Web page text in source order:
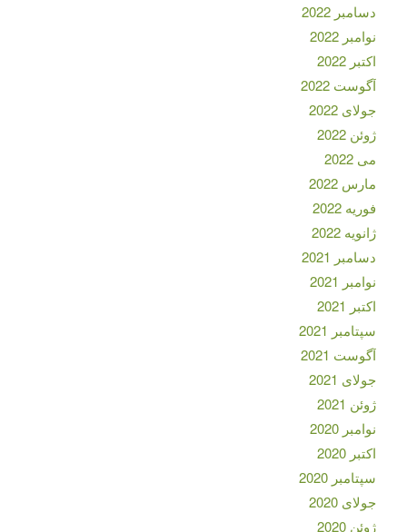
دسامبر 2022
نوامبر 2022
اکتبر 2022
آگوست 2022
جولای 2022
ژوئن 2022
می 2022
مارس 2022
فوریه 2022
ژانویه 2022
دسامبر 2021
نوامبر 2021
اکتبر 2021
سپتامبر 2021
آگوست 2021
جولای 2021
ژوئن 2021
نوامبر 2020
اکتبر 2020
سپتامبر 2020
جولای 2020
ژوئن 2020